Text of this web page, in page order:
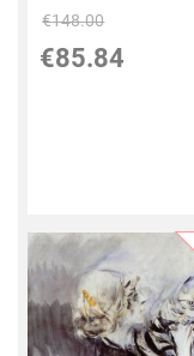
€148.00
€85.84